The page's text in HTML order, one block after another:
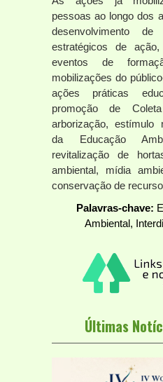
pessoas ao longo dos
desenvolvimento
estratégicos de
eventos de
mobilizações do
ações práticas
promoção de
arborização, estímulo
da Educação
revitalização de
ambiental, mídia
conservação de
Palavras-chave:
Ambiental,
Últimas